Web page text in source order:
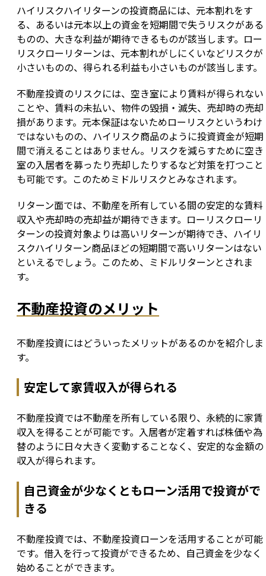
ハイリスクハイリターンの投資商品には、元本割れをす
る、あるいは元本以上の資金を短期間で失うリスクがある
ものの、大きな利益が期待できるものが該当します。ロー
リスクローリターンは、元本割れがしにくいなどリスクが
小さいものの、得られる利益も小さいものが該当します。
不動産投資のリスクには、空き室により賃料が得られない
ことや、賃料の未払い、物件の毀損・滅失、売却時の売却
損があります。元本保証はないためローリスクというわけ
ではないものの、ハイリスク商品のように投資資金が短期
間で消えることはありません。リスクを減らすために空き
室の入居者を募ったり売却したりするなど対策を打つこと
も可能です。このためミドルリスクとみなされます。
リターン面では、不動産を所有している間の安定的な賃料
収入や売却時の売却益が期待できます。ローリスクローリ
ターンの投資対象よりは高いリターンが期待でき、ハイリ
スクハイリターン商品ほどの短期間で高いリターンはない
といえるでしょう。このため、ミドルリターンとされま
す。
不動産投資のメリット
不動産投資にはどういったメリットがあるのかを紹介しま
す。
安定して家賃収入が得られる
不動産投資では不動産を所有している限り、永続的に家賃
収入を得ることが可能です。入居者が定着すれば株価や為
替のように日々大きく変動することなく、安定的な金額の
収入が得られます。
自己資金が少なくともローン活用で投資がで
きる
不動産投資では、不動産投資ローンを活用することが可能
です。借入を行って投資ができるため、自己資金を少なく
始めることができます。